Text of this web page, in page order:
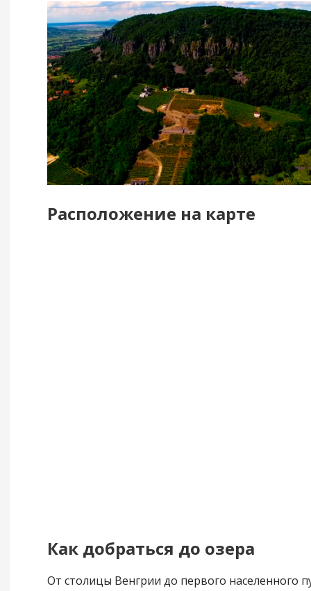
Расположение на карте
Как добраться до озера
От столицы Венгрии до первого населенного